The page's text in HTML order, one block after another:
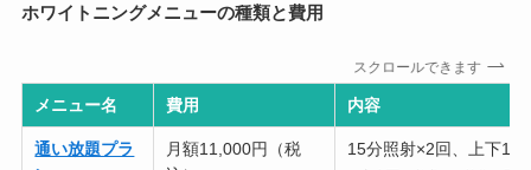
ホワイトニングメニューの種類と費用
スクロールできます
メニュー名 費用 内容
通い放題プラ
月額11,000円（税
15分照射×2回、上下16